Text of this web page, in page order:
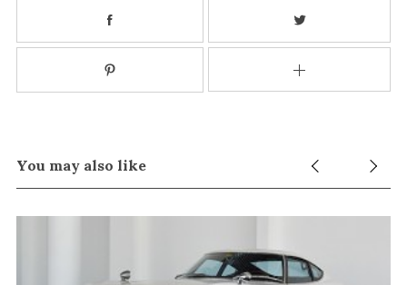
You may also like